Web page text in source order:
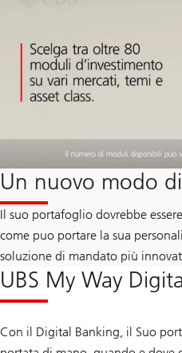
Un nuovo modo
Il suo portafoglio dovrebbe
come puo portare la sua
soluzione di mandato più
UBS My Way
Con il Digital Banking, il Suo